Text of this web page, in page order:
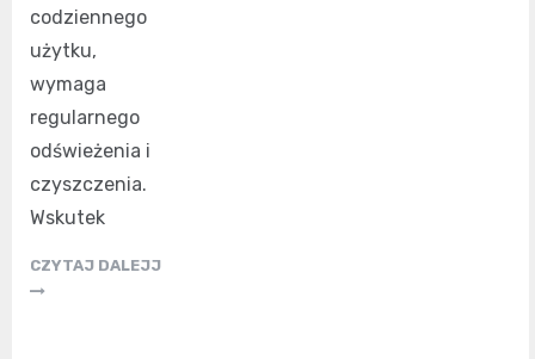
codziennego
użytku,
wymaga
regularnego
odświeżenia i
czyszczenia.
Wskutek
CZYTAJ DALEJJ